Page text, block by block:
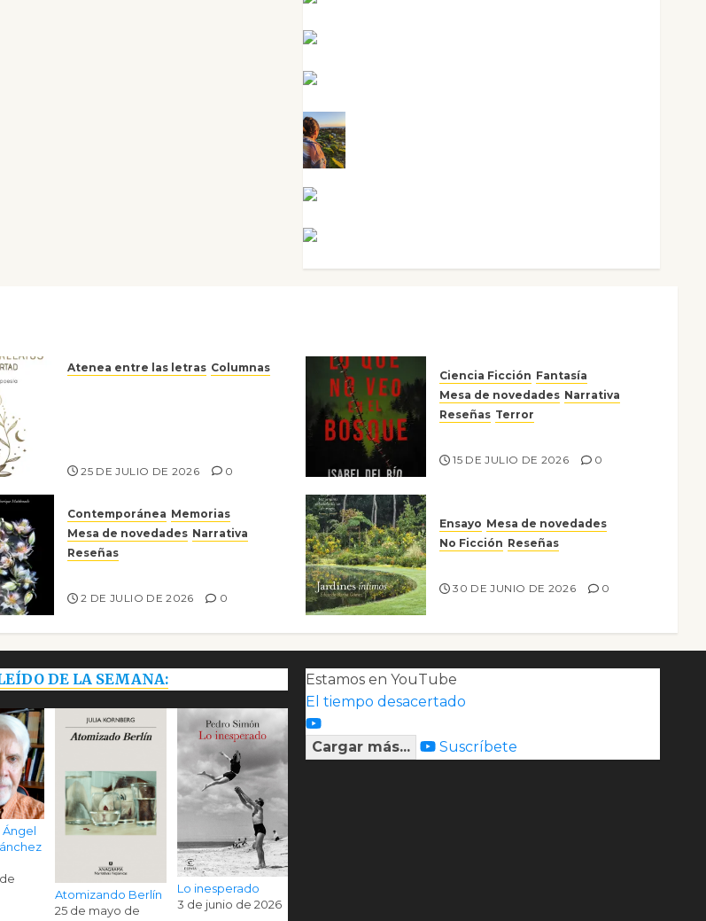
Atenea entre las letras Columnas
25 DE JULIO DE 2026 0
Ciencia Ficción Fantasía
Mesa de novedades Narrativa
Reseñas Terror
15 DE JULIO DE 2026 0
Contemporánea Memorias
Mesa de novedades Narrativa
Reseñas
2 DE JULIO DE 2026 0
Ensayo Mesa de novedades
No Ficción Reseñas
30 DE JUNIO DE 2026 0
DE LA SEMANA:
Ángel
Atomizando Berlín
25 de mayo de
Lo inesperado
3 de junio de 2026
Estamos en YouTube
El tiempo desacertado
Cargar más... Suscríbete